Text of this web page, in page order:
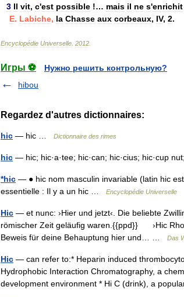
3 Il vit, c'est possible !… mais il ne s'enrichit
E. Labiche, la Chasse aux corbeaux, IV, 2.
Encyclopédie Universelle 2012
Игры ⚽
Нужно решить контрольную?
hibou
Regardez d'autres dictionnaires:
hic — hic … Dictionnaire des rimes
hic — hic; hic·a·tee; hic·can; hic·cius; hic·cup
*hic — ● hic nom masculin invariable (latin hic
essentielle : Il y a un hic …
Encyclopédie Universelle
Hic — et nunc: ›Hier und jetzt‹. Die beliebte
römischer Zeit geläufig waren.{{ppd}} ›Hic
Beweis für deine Behauptung hier und… …
Das
Hic — can refer to:* Heparin induced
Hydrophobic Interaction Chromatography, a
development environment * Hi C (drink), a